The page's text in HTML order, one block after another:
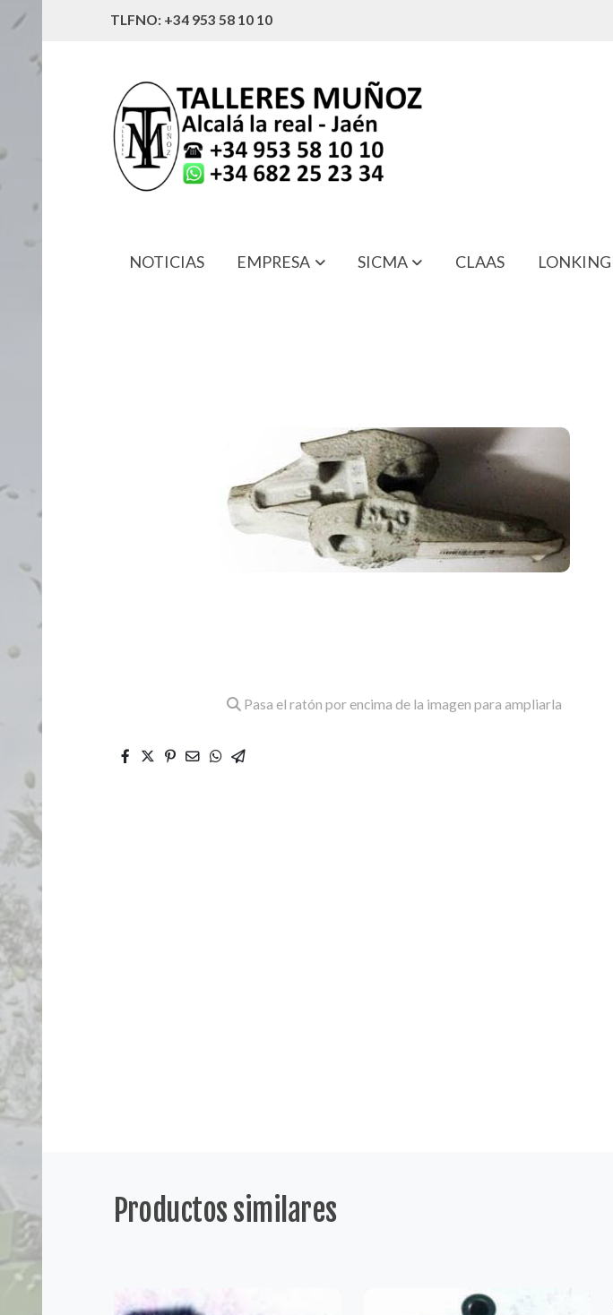
TLFNO: +34 953 58 10 10
NOTICIAS EMPRESA SICMA CLAAS LONKING
1MUG8UC PORTADIENTES UNIVERSAL
Pasa el ratón por encima de la imagen para ampliarla
Productos similares